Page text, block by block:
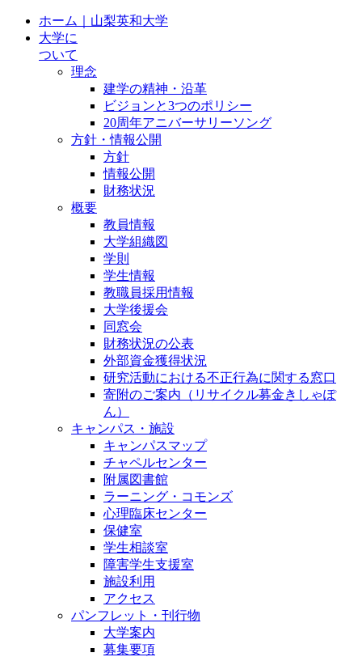
ホーム｜山梨英和大学
大学に
ついて
理念
建学の精神・沿革
ビジョンと3つのポリシー
20周年アニバーサリーソング
方針・情報公開
方針
情報公開
財務状況
概要
教員情報
大学組織図
学則
学生情報
教職員採用情報
大学後援会
同窓会
財務状況の公表
外部資金獲得状況
研究活動における不正行為に関する窓口
寄附のご案内（リサイクル募金きしゃぽ
ん）
キャンパス・施設
キャンパスマップ
チャペルセンター
附属図書館
ラーニング・コモンズ
心理臨床センター
保健室
学生相談室
障害学生支援室
施設利用
アクセス
パンフレット・刊行物
大学案内
募集要項